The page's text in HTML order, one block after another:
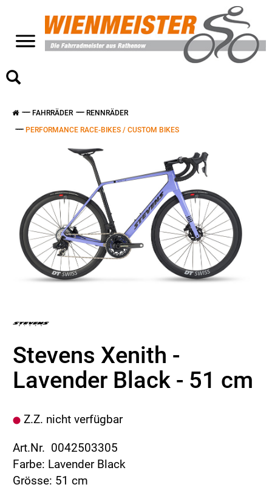
FAHRRÄDER
RENNRÄDER
PERFORMANCE RACE-BIKES / CUSTOM BIKES
Stevens Xenith -
Lavender Black - 51 cm
Z.Z. nicht verfügbar
Art.Nr. 0042503305
Farbe: Lavender Black
Grösse: 51 cm